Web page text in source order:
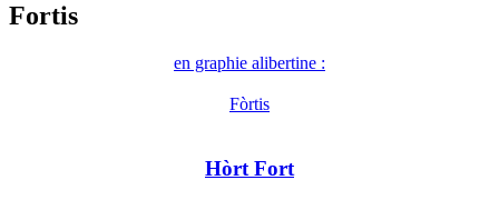
Fortis
en graphie alibertine :
Fòrtis
Hòrt Fort